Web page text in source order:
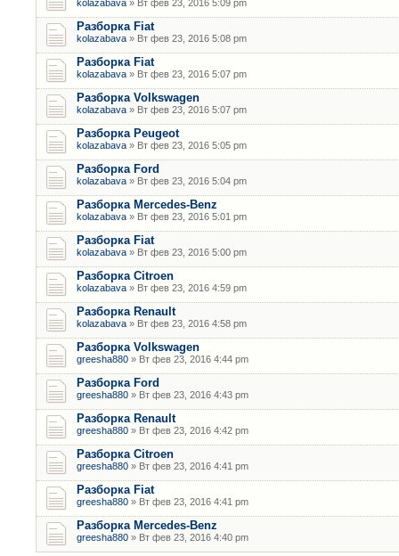
kolazabava » Вт фев 23, 2016 5:09 pm
Разборка Fiat
kolazabava » Вт фев 23, 2016 5:08 pm
Разборка Fiat
kolazabava » Вт фев 23, 2016 5:07 pm
Разборка Volkswagen
kolazabava » Вт фев 23, 2016 5:07 pm
Разборка Peugeot
kolazabava » Вт фев 23, 2016 5:05 pm
Разборка Ford
kolazabava » Вт фев 23, 2016 5:04 pm
Разборка Mercedes-Benz
kolazabava » Вт фев 23, 2016 5:01 pm
Разборка Fiat
kolazabava » Вт фев 23, 2016 5:00 pm
Разборка Citroen
kolazabava » Вт фев 23, 2016 4:59 pm
Разборка Renault
kolazabava » Вт фев 23, 2016 4:58 pm
Разборка Volkswagen
greesha880 » Вт фев 23, 2016 4:44 pm
Разборка Ford
greesha880 » Вт фев 23, 2016 4:43 pm
Разборка Renault
greesha880 » Вт фев 23, 2016 4:42 pm
Разборка Citroen
greesha880 » Вт фев 23, 2016 4:41 pm
Разборка Fiat
greesha880 » Вт фев 23, 2016 4:41 pm
Разборка Mercedes-Benz
greesha880 » Вт фев 23, 2016 4:40 pm